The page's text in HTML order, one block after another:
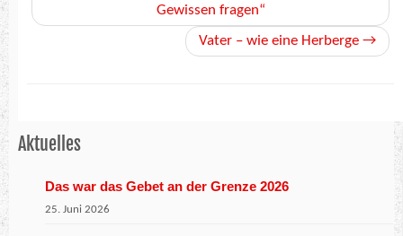
Gewissen fragen“
Vater – wie eine Herberge →
Aktuelles
Das war das Gebet an der Grenze 2026
25. Juni 2026